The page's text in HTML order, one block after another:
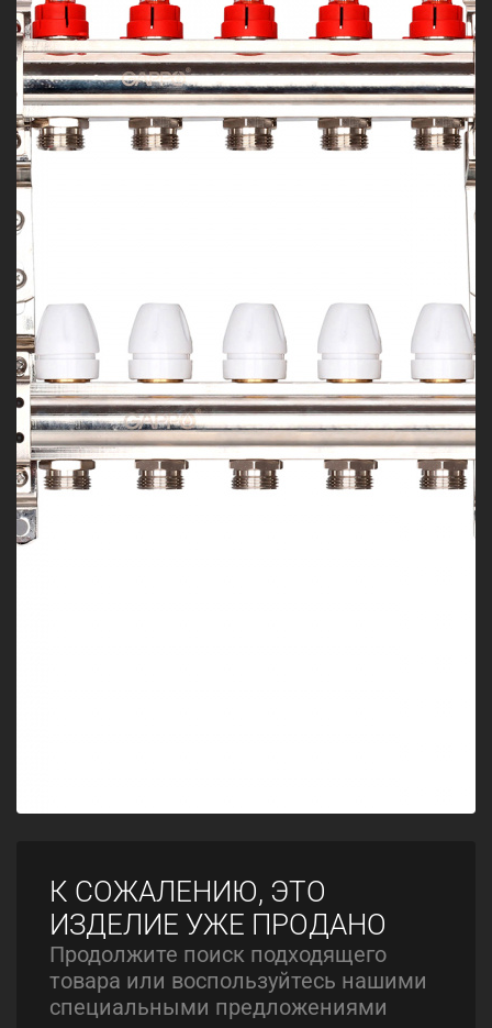
К СОЖАЛЕНИЮ, ЭТО
ИЗДЕЛИЕ УЖЕ ПРОДАНО
Продолжите поиск подходящего
товара или воспользуйтесь нашими
специальными предложениями